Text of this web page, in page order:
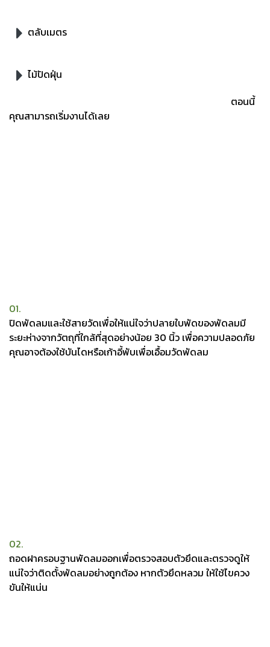
ตลับเมตร
ไม้ปัดฝุ่น
ตอนนี้
คุณสามารถเริ่มงานได้เลย
01.
ปิดพัดลมและใช้สายวัดเพื่อให้แน่ใจว่าปลายใบพัดของพัดลมมี
ระยะห่างจากวัตถุที่ใกล้ที่สุดอย่างน้อย 30 นิ้ว เพื่อความปลอดภัย
คุณอาจต้องใช้บันไดหรือเก้าอี้พับเพื่อเอื้อมวัดพัดลม
02.
ถอดฝาครอบฐานพัดลมออกเพื่อตรวจสอบตัวยึดและตรวจดูให้
แน่ใจว่าติดตั้งพัดลมอย่างถูกต้อง หากตัวยึดหลวม ให้ใช้ไขควง
ขันให้แน่น